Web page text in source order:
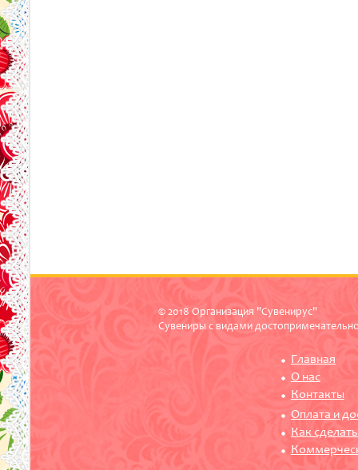
© 2018 Организация "Сувенирус"
Сувениры с видами
Главная
О нас
Контакты
Оплата и
Как